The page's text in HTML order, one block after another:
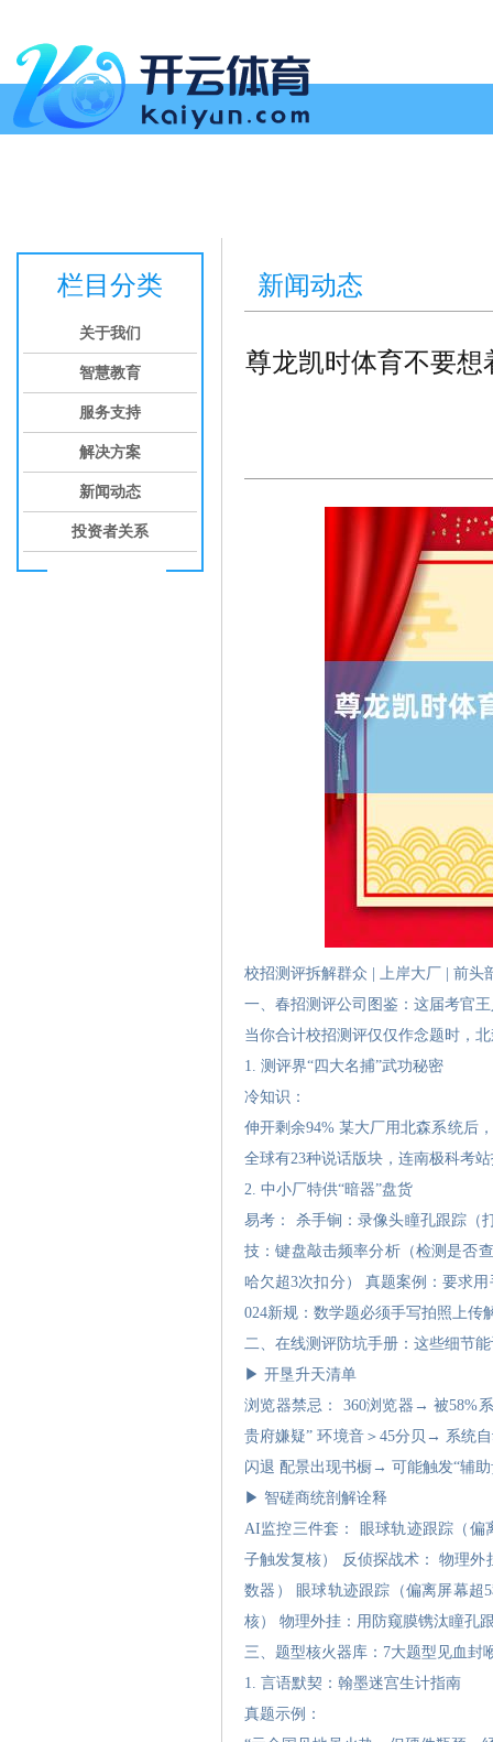
栏目分类
关于我们
智慧教育
服务支持
解决方案
新闻动态
投资者关系
新闻动态
尊龙凯时体育不要
校招测评拆解群众 | 上岸大厂 | 前头
一、春招测评公司图鉴：这届考官
当你合计校招测评仅仅作念题时，
1. 测评界“四大名捕”武功秘密
冷知识：
伸开剩余94% 某大厂用北森系统后
全球有23种说话版块，连南极科考
2. 中小厂特供“暗器”盘货
易考： 杀手锏：录像头瞳孔跟踪（
技：键盘敲击频率分析（检测是否
哈欠超3次扣分） 真题案例：要求
024新规：数学题必须手写拍照上传
二、在线测评防坑手册：这些细节
▶ 开垦升天清单
浏览器禁忌： 360浏览器→ 被58%
贵府嫌疑” 环境音＞45分贝→ 系统
闪退 配景出现书橱→ 可能触发“辅
▶ 智磋商统剖解诠释
AI监控三件套： 眼球轨迹跟踪（偏
子触发复核） 反侦探战术： 物理
数器） 眼球轨迹跟踪（偏离屏幕超
核） 物理外挂：用防窥膜镌汰瞳孔
三、题型核火器库：7大题型见血封
1. 言语默契：翰墨迷宫生计指南
真题示例：